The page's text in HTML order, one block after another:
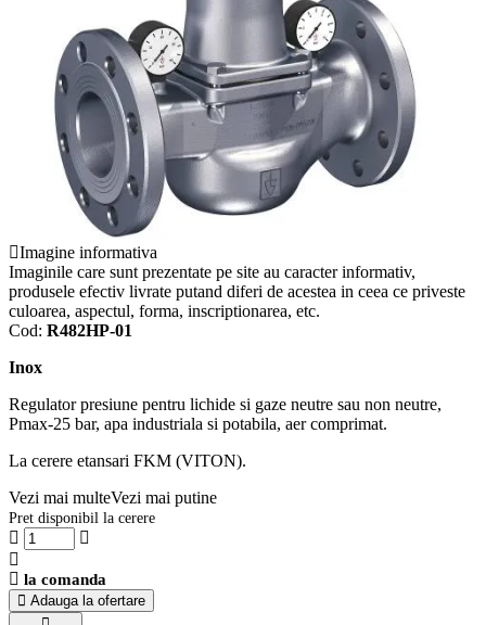
Imagine informativa
Imaginile care sunt prezentate pe site au caracter informativ,
produsele efectiv livrate putand diferi de acestea in ceea ce priveste
culoarea, aspectul, forma, inscriptionarea, etc.
Cod: R482HP-01
Inox
Regulator presiune pentru lichide si gaze neutre sau non neutre,
Pmax-25 bar, apa industriala si potabila, aer comprimat.
La cerere etansari FKM (VITON).
Vezi mai multeVezi mai putine
Pret disponibil la cerere
la comanda
Adauga la ofertare